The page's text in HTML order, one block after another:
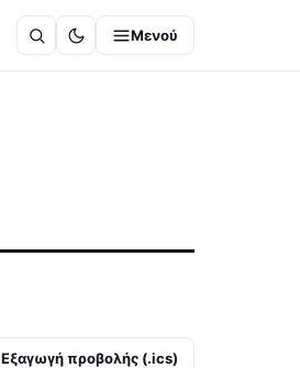
Μενού
Εξαγωγή προβολής (.ics)